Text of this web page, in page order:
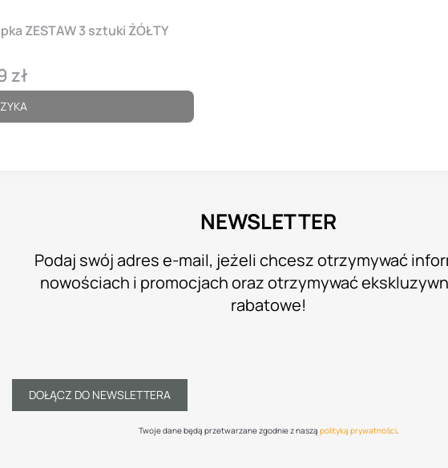
ZESTAW 3 sztuki ŻÓŁTY
zł
NEWSLETTER
Podaj swój adres e-mail, jeżeli chcesz otrzymywać
nowościach i promocjach oraz otrzymywać
rabatowe!
DOŁĄCZ DO NEWSLETTERA
Twoje dane będą przetwarzane zgodnie z naszą polityką prywatności.